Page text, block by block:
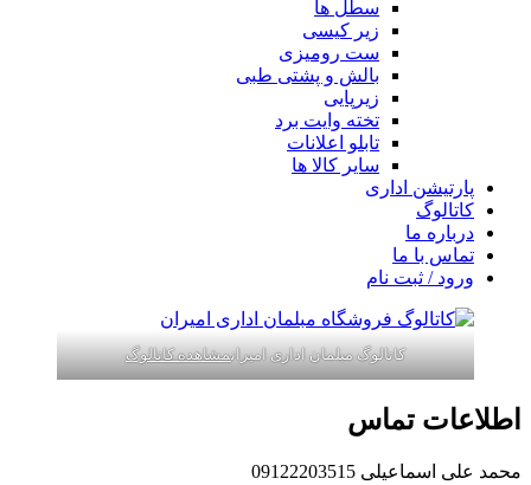
سطل ها
زیر کیسی
ست رومیزی
بالش و پشتی طبی
زیرپایی
تخته وایت برد
تابلو اعلانات
سایر کالا ها
پارتیشن اداری
کاتالوگ
درباره ما
تماس با ما
ورود / ثبت نام
کاتالوگ مبلمان اداری امیرانمشاهده کاتالوگ
اطلاعات تماس
محمد علی اسماعیلی 09122203515